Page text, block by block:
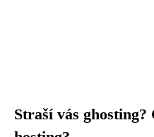
Straší vás